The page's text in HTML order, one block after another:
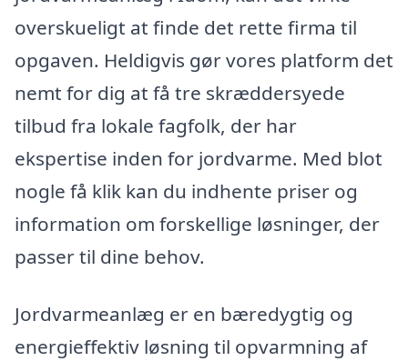
overskueligt at finde det rette firma til
opgaven. Heldigvis gør vores platform det
nemt for dig at få tre skræddersyede
tilbud fra lokale fagfolk, der har
ekspertise inden for jordvarme. Med blot
nogle få klik kan du indhente priser og
information om forskellige løsninger, der
passer til dine behov.
Jordvarmeanlæg er en bæredygtig og
energieffektiv løsning til opvarmning af